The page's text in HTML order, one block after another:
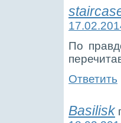
По
Ответить
Basilisk